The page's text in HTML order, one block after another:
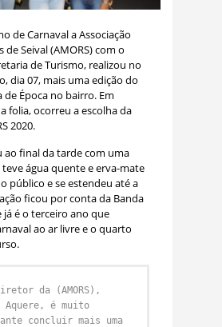
de Carnaval a Associação
Seival (AMORS) com o
de Turismo, realizou no
dia 07, mais uma edição do
de Época no bairro. Em
folia, ocorreu a escolha da
2020.
ao final da tarde com uma
água quente e erva-mate
público e se estendeu até a
ficou por conta da Banda
já é o terceiro ano que
ao ar livre e o quarto
da (AMORS),
Aquere, é muito
concluir mais uma